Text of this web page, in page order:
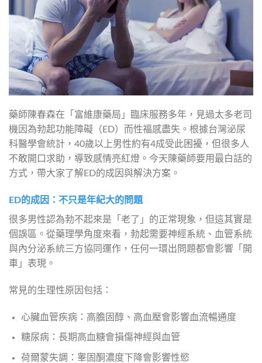
藥師陳春森在「富維康藥局」臨床服務多年，見過太多老司
機因為勃起功能障礙（ED）而性福感盡失。根據台灣泌尿
科醫學會統計，40歲以上男性約有4成受此困擾，但很多人
不敢開口求助，導致感情亮紅燈。今天陳藥師要用最白話的
方式，帶大家了解ED的成因與解決方案。
ED的成因：不只是年紀大的問題
很多男性認為勃不起來是「老了」的正常現象，但這其實是
個誤區。從藥理學角度來看，勃起需要神經系統、血管系統
與內分泌系統三方協同運作，任何一環出問題都會影響「開
車」表現。
常見的生理性原因包括：
心臟血管疾病：高膽固醇、高血壓會影響血流暢通度
糖尿病：長期高血糖會損傷神經與血管
荷爾蒙失調：睾固酮濃度下降會影響性慾